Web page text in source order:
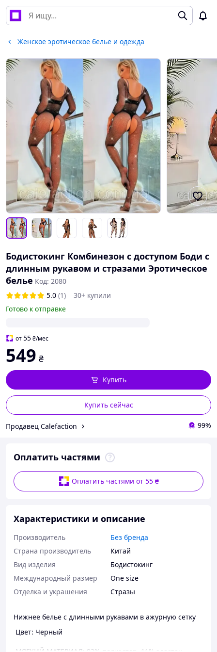
Женское эротическое белье и одежда
Бодистокинг Комбинезон с доступом Боди с
длинным рукавом и стразами Эротическое
белье Код: 2080
5.0 (1)
30+ купили
Готово к отправке
от55₴/мес
549 ₴
Купить сейчас
Купить
Продавец Calefaction 99%
Оплатить частями
Оплатить частями от 55 ₴
Характеристики и описание
Производитель
Без бренда
Страна производитель
Китай
Вид изделия
Бодистокинг
Международный размер
One size
Отделка и украшения
Стразы
Нижнее белье с длинными рукавами в ажурную сетку
Цвет: Черный